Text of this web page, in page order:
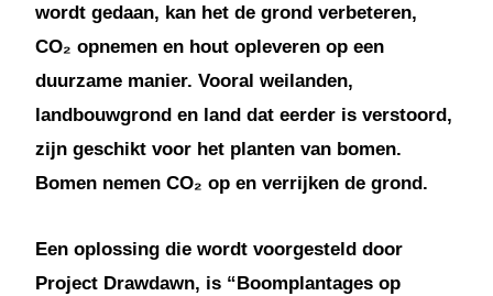
wordt gedaan, kan het de grond verbeteren,
CO₂ opnemen en hout opleveren op een
duurzame manier. Vooral weilanden,
landbouwgrond en land dat eerder is verstoord,
zijn geschikt voor het planten van bomen.
Bomen nemen CO₂ op en verrijken de grond.
Een oplossing die wordt voorgesteld door
Project Drawdawn, is “Boomplantages op